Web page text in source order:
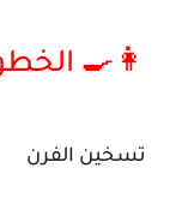
👩‍🍳
تسخين الفرن